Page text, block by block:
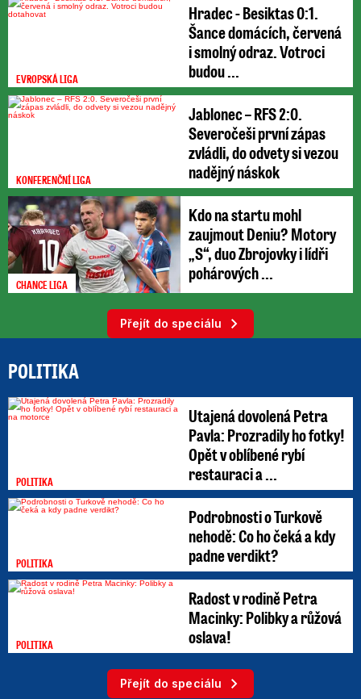
EVROPSKÁ LIGA
Hradec - Besiktas 0:1.
Šance domácích, červená
i smolný odraz. Votroci
budou ...
KONFERENČNÍ LIGA
Jablonec – RFS 2:0.
Severočeši první zápas
zvládli, do odvety si vezou
nadějný náskok
CHANCE LIGA
Kdo na startu mohl
zaujmout Deniu? Motory
„S“, duo Zbrojovky i lídři
pohárových ...
Přejít do speciálu
POLITIKA
POLITIKA
Utajená dovolená Petra
Pavla: Prozradily ho fotky!
Opět v oblíbené rybí
restauraci a ...
POLITIKA
Podrobnosti o Turkově
nehodě: Co ho čeká a kdy
padne verdikt?
POLITIKA
Radost v rodině Petra
Macinky: Polibky a růžová
oslava!
Přejít do speciálu